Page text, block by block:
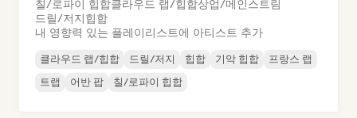
칠/로파이 힙합클라우드 랩/힙합상업/메인스트림
드릴/저지힙합
내 영향력 있는 플레이리스트에 아티스트 추가
클라우드 랩/힙합 드릴/저지 힙합 기악 힙합
프랑스 랩
트랩
어반 팝 칠/로파이 힙합